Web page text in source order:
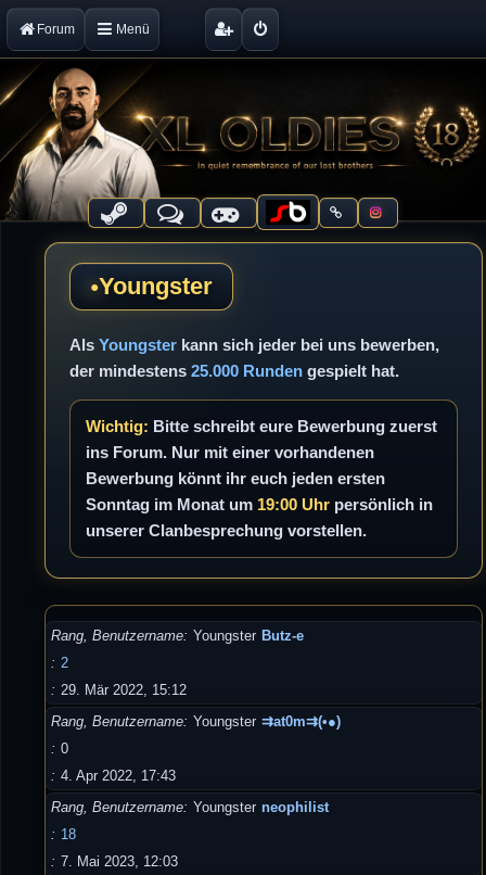
Forum Menü
Youngster
AlsYoungster kann sich jeder bei uns bewerben,
der mindestens25.000 Runden gespielt hat.
Wichtig: Bitte schreibt eure Bewerbung zuerst
ins Forum. Nur mit einer vorhandenen
Bewerbung könnt ihr euch jeden ersten
Sonntag im Monat um 19:00 Uhr persönlich in
unserer Clanbesprechung vorstellen.
Rang, Benutzername Youngster Butz-e
2
29. Mär 2022, 15:12
Rang, Benutzername Youngster ⇉at0m⇉(•●)
0
4. Apr 2022, 17:43
Rang, Benutzername Youngster neophilist
18
7. Mai 2023, 12:03